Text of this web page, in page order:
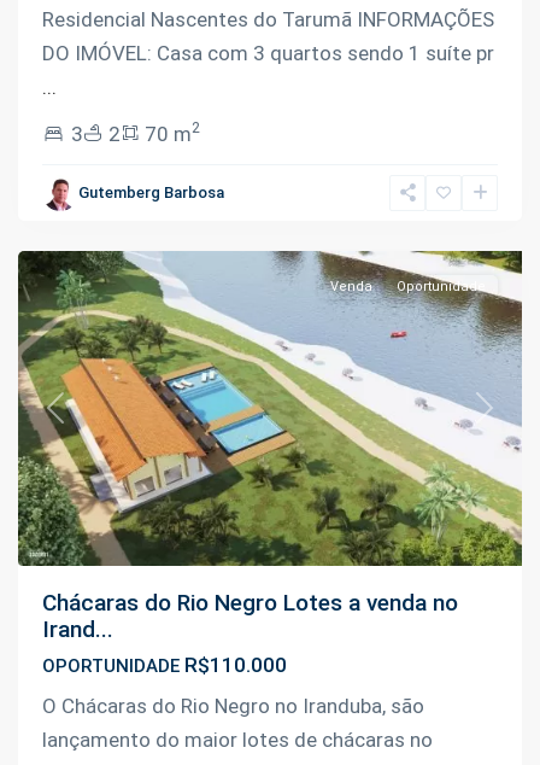
Residencial Nascentes do Tarumã INFORMAÇÕES
DO IMÓVEL: Casa com 3 quartos sendo 1 suíte pr
...
3
2 70 m2
Gutemberg Barbosa
Urbano,
Previous Next
Venda Oportunidade
Chácaras do Rio Negro Lotes a venda no
Irand...
OPORTUNIDADE R$110.000
O Chácaras do Rio Negro no Iranduba, são
lançamento do maior lotes de chácaras no